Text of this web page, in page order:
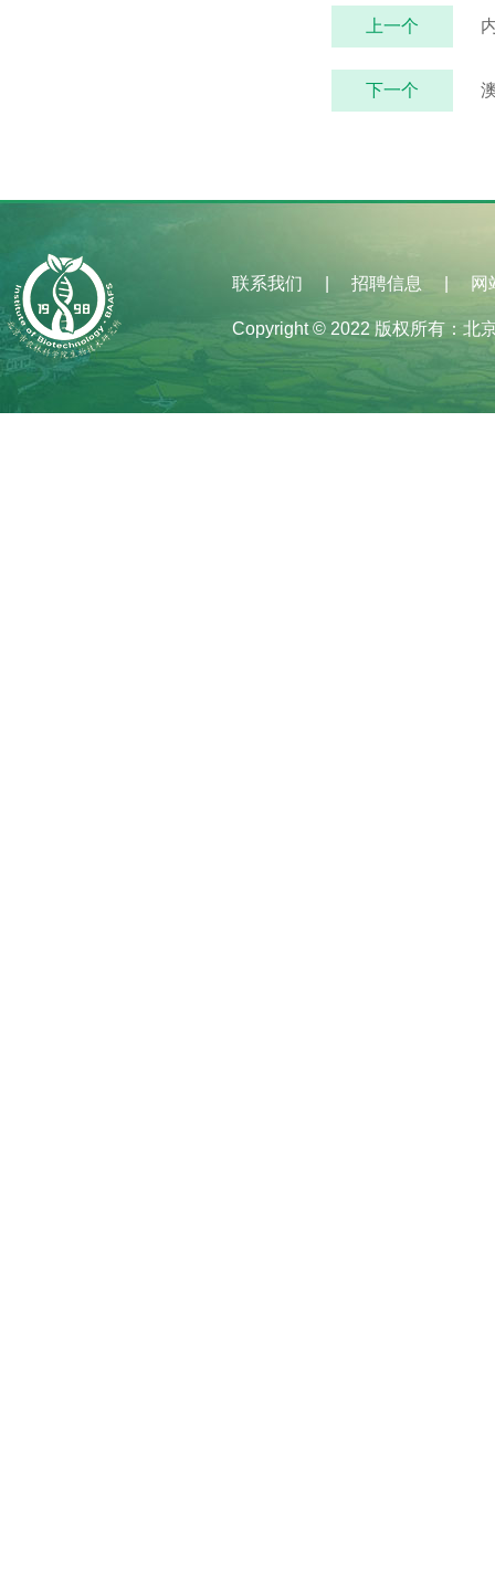
上一个
下一个
联系我们 招聘信息 网
Copyright © 2022 版权所有：北